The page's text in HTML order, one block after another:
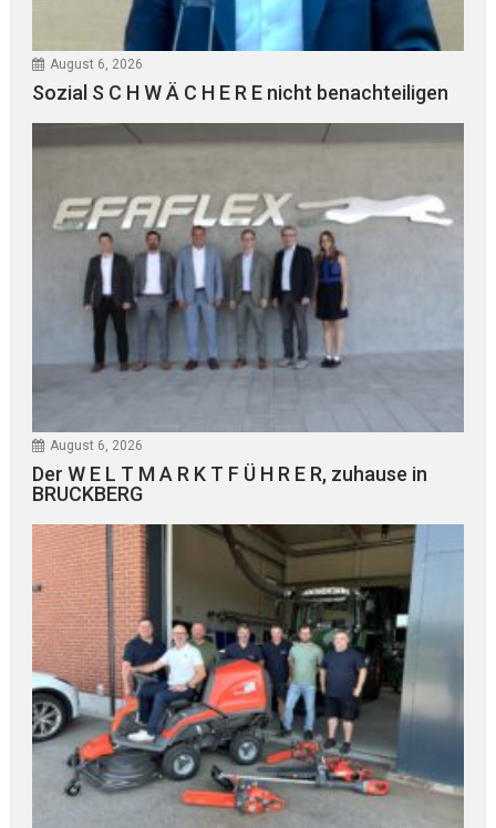
August 6, 2026
Sozial S C H W Ä C H E R E nicht benachteiligen
August 6, 2026
Der W E L T M A R K T F Ü H R E R, zuhause in
BRUCKBERG